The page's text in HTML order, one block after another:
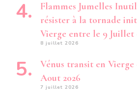
Flammes Jumelles
résister à la tornade
Vierge entre le 9 Juillet
8 juillet 2026
Vénus transit en Vierge
Aout 2026
7 juillet 2026